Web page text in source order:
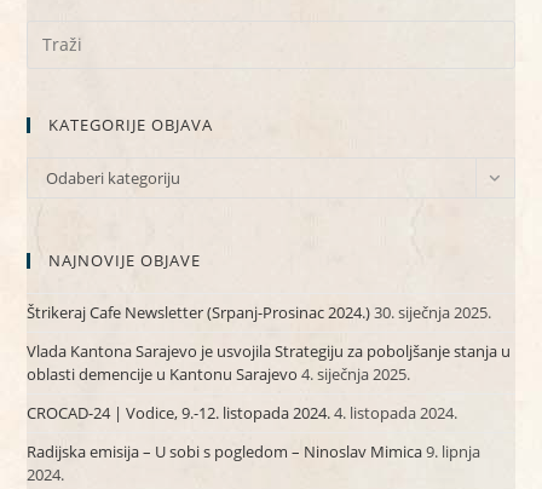
KATEGORIJE OBJAVA
KATEGORIJE
Odaberi kategoriju
NAJNOVIJE OBJAVE
Štrikeraj Cafe Newsletter (Srpanj-Prosinac 2024.)30. siječnja 2025.
Vlada Kantona Sarajevo je usvojila Strategiju za poboljšanje stanja u
oblasti demencije u Kantonu Sarajevo 4. siječnja 2025.
CROCAD-24 | Vodice, 9.-12. listopada 2024.4. listopada 2024.
Radijska emisija – U sobi s pogledom – Ninoslav Mimica9. lipnja
2024.